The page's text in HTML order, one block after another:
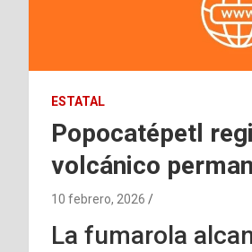
ESTATAL
Popocatépetl
volcánico
10 febrero, 2026
La fumarola